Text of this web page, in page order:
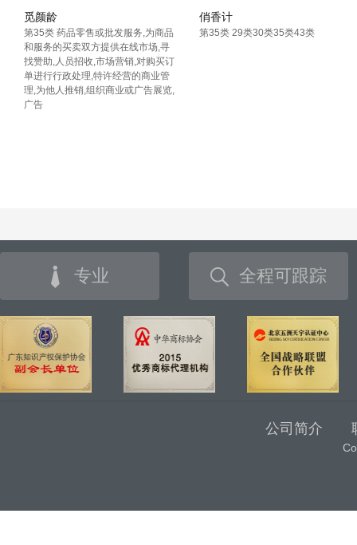
觅颜龄
第35类 药品零售或批发服务,为商品
和服务的买卖双方提供在线市场,寻
找赞助,人员招收,市场营销,对购买订
单进行行政处理,特许经营的商业管
理,为他人推销,组织商业或广告展览,
广告
俏香计
第35类 29类30类35类43类
专业 全程可跟踪
公司简介